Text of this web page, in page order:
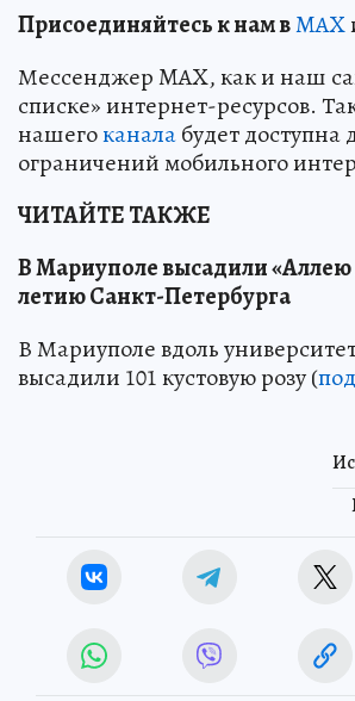
Присоединяйтесь к нам вMAX
Мессенджер MAX, как и наш
списке» интернет-ресурсов.
нашегоканалабудет
ограничений мобильного
ЧИТАЙТЕ ТАКЖЕ
В Мариуполе высадили «Аллею
летию Санкт-Петербурга
В Мариуполе вдоль
высадили 101 кустовую розу (